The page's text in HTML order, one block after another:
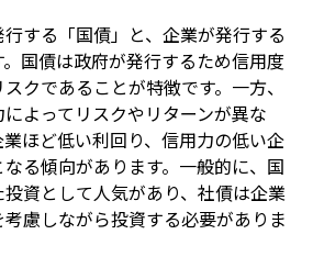
する「国債」と、企業が発行する
。国債は政府が発行するため信用度
クであることが特徴です。一方、
よってリスクやリターンが異な
ほど低い利回り、信用力の低い企
る傾向があります。一般的に、国
資として人気があり、社債は企業
慮しながら投資する必要がありま